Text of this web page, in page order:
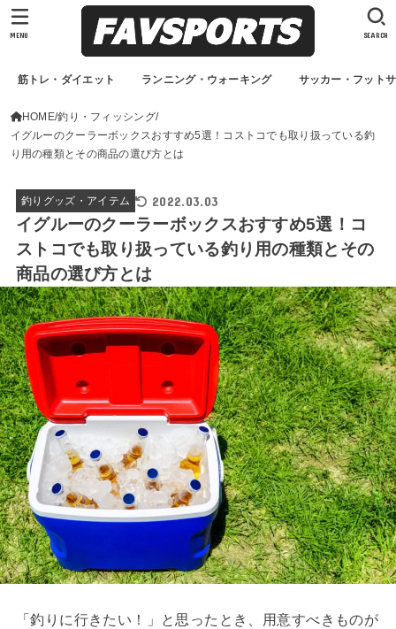
筋トレ・ダイエット ランニング・ウォーキング サッカー・フット
SEARCH
MENU
HOME 釣り・フィッシング
イグルーのクーラーボックスおすすめ5選！コストコでも取り扱っている釣
り用の種類とその商品の選び方とは
釣りグッズ・アイテム 2022.03.03
イグルーのクーラーボックスおすすめ5選！コ
ストコでも取り扱っている釣り用の種類とその
商品の選び方とは
「釣りに行きたい！」と思ったとき、用意すべきものが